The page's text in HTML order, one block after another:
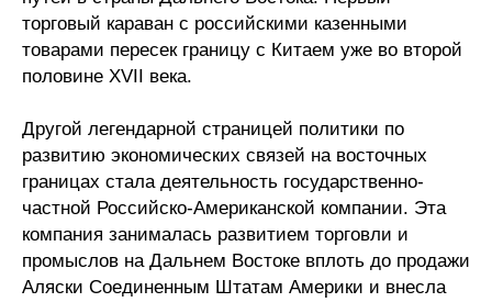
торговый караван с российскими казенными
товарами пересек границу с Китаем уже во второй
половине XVII века.
Другой легендарной страницей политики по
развитию экономических связей на восточных
границах стала деятельность государственно-
частной Российско-Американской компании. Эта
компания занималась развитием торговли и
промыслов на Дальнем Востоке вплоть до продажи
Аляски Соединенным Штатам Америки и внесла